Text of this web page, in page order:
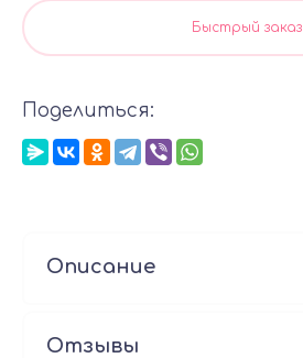
Быстрый заказ
Поделиться:
Описание
Отзывы